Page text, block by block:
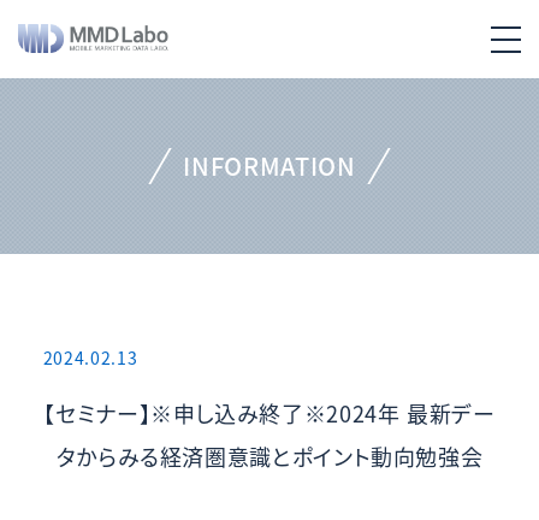
INFORMATION
2024.02.13
【セミナー】※申し込み終了※2024年 最新デー
タからみる経済圏意識とポイント動向勉強会